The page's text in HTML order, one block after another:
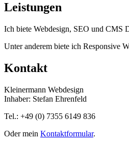
Leistungen
Ich biete Webdesign, SEO und CMS
Unter anderem biete ich Responsive
Kontakt
Kleinermann Webdesign
Inhaber: Stefan Ehrenfeld
Tel.: +49 (0) 7355 6149 836
Oder mein Kontaktformular.